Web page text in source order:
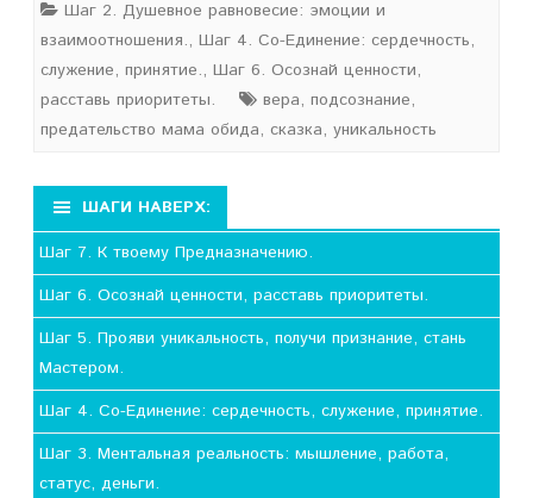
Шаг 2. Душевное равновесие: эмоции и
взаимоотношения., Шаг 4. Со-Единение: сердечность,
служение, принятие., Шаг 6. Осознай ценности,
расставь приоритеты.
вера, подсознание,
предательство мама обида, сказка, уникальность
ШАГИ НАВЕРХ:
Шаг 7. К твоему Предназначению.
Шаг 6. Осознай ценности, расставь приоритеты.
Шаг 5. Прояви уникальность, получи признание, стань
Мастером.
Шаг 4. Со-Единение: сердечность, служение, принятие.
Шаг 3. Ментальная реальность: мышление, работа,
статус, деньги.